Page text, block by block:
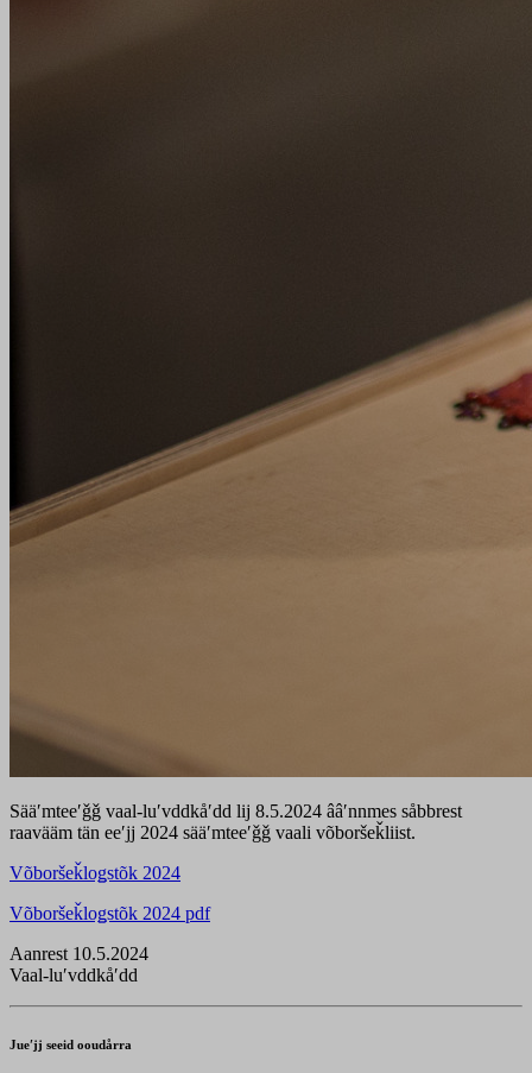
Sääʹmteeʹǧǧ vaal-luʹvddkåʹdd lij 8.5.2024 ââʹnnmes såbbrest
raavääm tän eeʹjj 2024 sääʹmteeʹǧǧ vaali võboršeǩliist.
Võboršeǩloǥstõk 2024
Võboršeǩloǥstõk 2024 pdf
Aanrest 10.5.2024
Vaal-luʹvddkåʹdd
Jueʹjj seeid ooudårra